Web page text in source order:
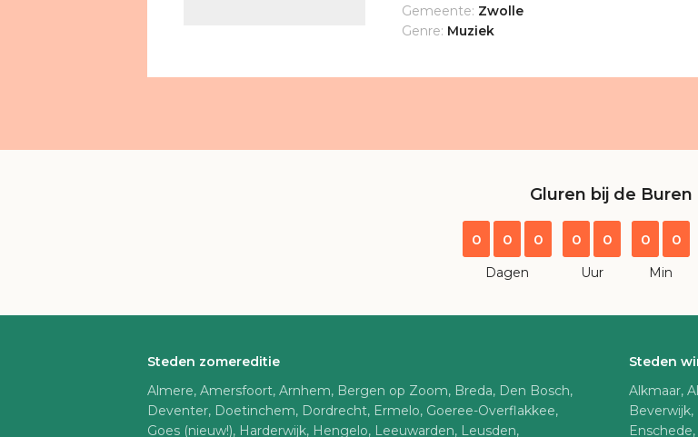
Gemeente: Zwolle
Genre: Muziek
Gluren bij de Buren
0 0 0
Dagen
0 0
Uur
0 0
Min
Steden zomereditie
Almere, Amersfoort, Arnhem, Bergen op Zoom, Breda, Den Bosch,
Deventer, Doetinchem, Dordrecht, Ermelo, Goeree-Overflakkee,
Goes (nieuw!), Harderwijk, Hengelo, Leeuwarden, Leusden,
Steden
Alkmaar,